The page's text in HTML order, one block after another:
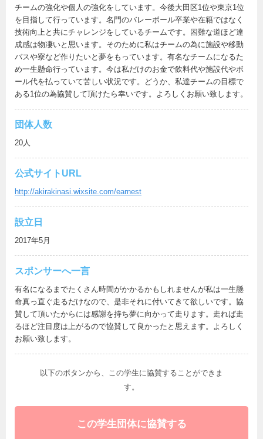
チームの強化や個人の強化をしています。今後大田区1位や東京1位
を目指して行っています。名門のバレーボール卒業や在籍ではなく
技術向上と共にチャレンジをしているチームです。困難な道ほど達
成感は物凄いと思います。そのために私はチームの為に施設や移動
バスや寮など作りたいと夢をもっています。有名なチームになるた
め一生懸命行っています。今は私だけのお金で飲料代や施設代やボ
ール代を払っていて苦しい状況です。どうか、私達チームの目標で
ある1位の為協賛して頂けたら幸いです。よろしくお願い致します。
団体人数
20人
公式サイトURL
http://akirakinasi.wixsite.com/earnest
設立日
2017年5月
スポンサーへ一言
有名になるまでたくさん時間がかかるかもしれませんが私は一生懸
命真っ直ぐ走るだけなので、是非それに付いてきて欲しいです。協
賛して頂いたからには感謝を持ち夢に向かって走ります。走れば走
るほど注目度は上がるので協賛して良かったと思えます。よろしく
お願い致します。
以下のボタンから、この学生に協賛することができま
す。
この学生団体に協賛する